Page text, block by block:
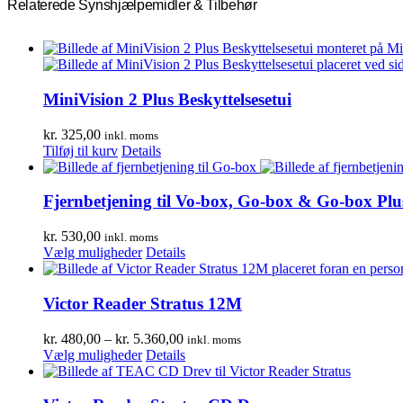
Relaterede Synshjælpemidler & Tilbehør
MiniVision 2 Plus Beskyttelsesetui
kr. 325,00 inkl. moms
Tilføj til kurv Details
Fjernbetjening til Vo-box, Go-box & Go-box
kr. 530,00 inkl. moms
Vælg muligheder Dette
vare
flere
varianter.
Mulighederne
kan
vælges
på
varesiden
Details
Victor Reader Stratus 12M
kr. 480,00 – kr. 5.360,00Prisinterval:
kr. 480,00
til
inkl. moms
Vælg muligheder Dette
vare
Details